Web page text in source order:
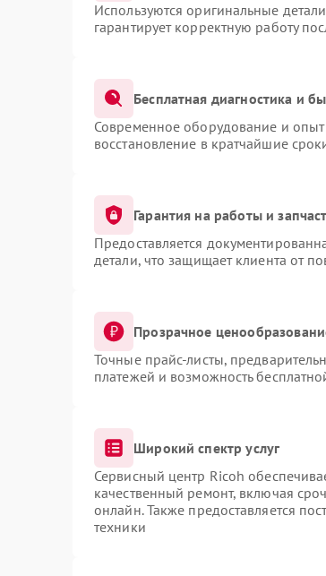
Используются оригинальные
гарантирует корректную работу
Бесплатная диагностика и
Современное оборудование и опыт
восстановление в кратчайшие
Гарантия на работы и
Предоставляется
детали, что защищает клиента от
Прозрачное
Точные прайс-листы,
платежей и возможность
Широкий спектр услуг
Сервисный центр Ricoh
качественный ремонт, включая
онлайн. Также предоставляется
техники